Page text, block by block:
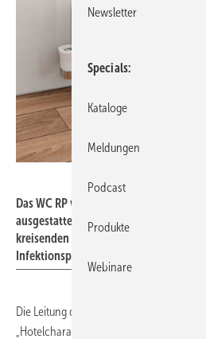
Das WC RP von Toto ist mit speziellen
ausgestattet. Die spülrandlose WC-
kreisenden Spültechnik (Tornado
Infektionsprävention in
Die Leitung des Klinikums Darmstadt legt
„Hotelcharakter“ hat. Patienten sollen
Newsletter
Specials
Kataloge
Meldungen
Podcast
Produkte
Webinare